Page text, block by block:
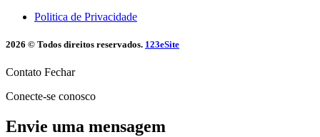
Politica de Privacidade
2026 © Todos direitos reservados. 123eSite
Contato Fechar
Conecte-se conosco
Envie uma mensagem